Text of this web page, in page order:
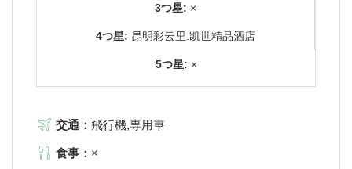
3つ星: ×
4つ星: 昆明彩云里.凯世精品酒店
5つ星: ×
交通： 飛行機,専用車
食事： ×